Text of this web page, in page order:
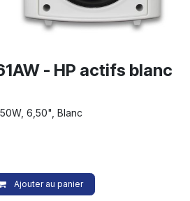
- HP actifs blanc
6,50", Blanc
Ajouter au panier